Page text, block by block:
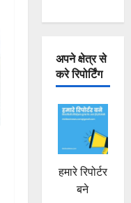
अपने क्षेत्र से
करे रिपोर्टिंग
हमारे रिपोर्टर
बने